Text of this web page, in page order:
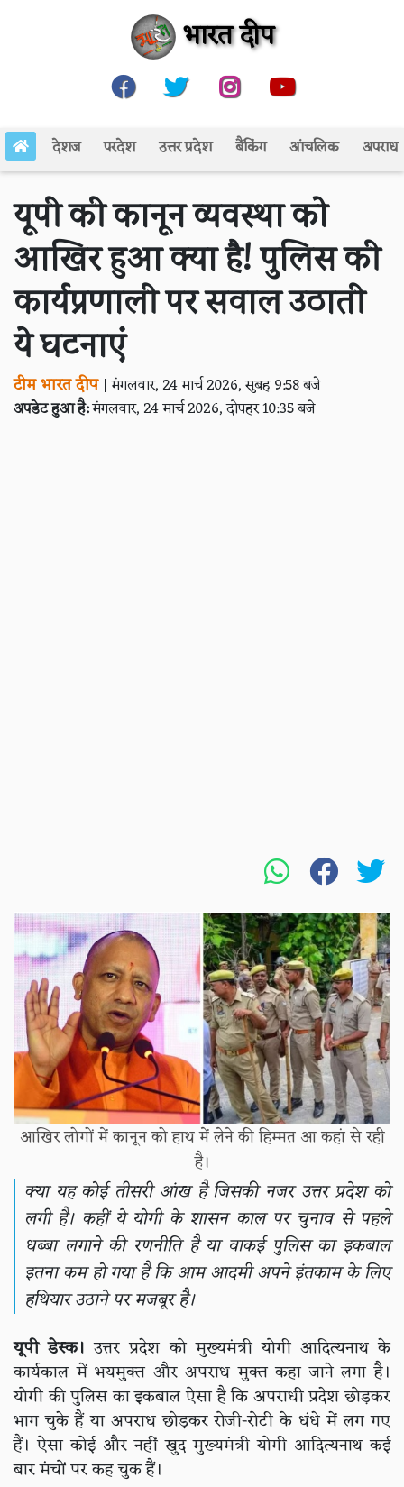
भारत दीप
देशज परदेश उत्तर प्रदेश बैंकिंग आंचलिक अपराध
यूपी की कानून व्यवस्था को
आखिर हुआ क्या है! पुलिस की
कार्यप्रणाली पर सवाल उठाती
ये घटनाएं
टीम भारत दीप |मंगलवार, 24 मार्च 2026, सुबह 9:58 बजे
अपडेट हुआ है:मंगलवार, 24 मार्च 2026, दोपहर 10:35 बजे
आखिर लोगों में कानून को हाथ में लेने की हिम्मत आ कहां से रही
है।
क्या यह कोई तीसरी आंख है जिसकी नजर उत्तर प्रदेश को
लगी है। कहीं ये योगी के शासन काल पर चुनाव से पहले
धब्बा लगाने की रणनीति है या वाकई पुलिस का इकबाल
इतना कम हो गया है कि आम आदमी अपने इंतकाम के लिए
हथियार उठाने पर मजबूर है।
यूपी डेस्क। उत्तर प्रदेश को मुख्यमंत्री योगी आदित्यनाथ के
कार्यकाल में भयमुक्त और अपराध मुक्त कहा जाने लगा है।
योगी की पुलिस का इकबाल ऐसा है कि अपराधी प्रदेश छोड़कर
भाग चुके हैं या अपराध छोड़कर रोजी-रोटी के धंधे में लग गए
हैं। ऐसा कोई और नहीं खुद मुख्यमंत्री योगी आदित्यनाथ कई
बार मंचों पर कह चुक हैं।